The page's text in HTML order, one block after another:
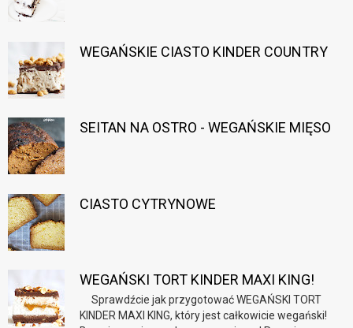
WEGAŃSKIE CIASTO KINDER COUNTRY
SEITAN NA OSTRO - WEGAŃSKIE MIĘSO
CIASTO CYTRYNOWE
WEGAŃSKI TORT KINDER MAXI KING!
Sprawdźcie jak przygotować WEGAŃSKI TORT
KINDER MAXI KING, który jest całkowicie wegański!